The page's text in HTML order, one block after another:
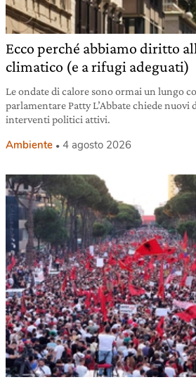
Ecco perché abbiamo diritto
climatico (e a rifugi adeguati)
Le ondate di calore sono ormai un lungo
parlamentare Patty L’Abbate chiede
interventi politici attivi.
Ambiente 4 agosto 2026